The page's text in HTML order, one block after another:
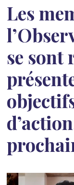
Les
se sont